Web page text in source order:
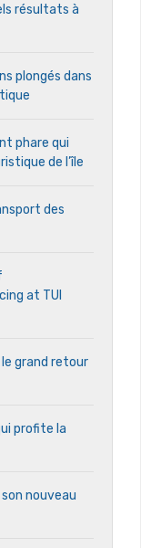
résultats à
plongés dans
phare qui
de l’île
des
at TUI
grand retour
profite la
nouveau